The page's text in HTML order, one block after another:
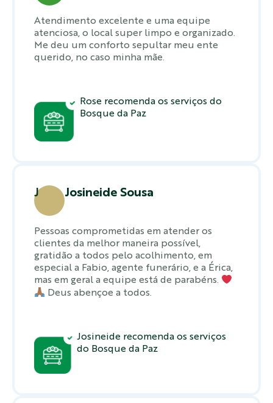
Atendimento excelente e uma equipe
atenciosa, o local super limpo e organizado.
Me deu um conforto sepultar meu ente
querido, no caso minha mãe.
Rose recomenda os serviços do
Bosque da Paz
J Josineide Sousa
Pessoas comprometidas em atender os
clientes da melhor maneira possível,
gratidão a todos pelo acolhimento, em
especial a Fabio, agente funerário, e a Érica,
mas em geral a equipe está de parabéns.
Deus abençoe a todos.
Josineide recomenda os serviços
do Bosque da Paz